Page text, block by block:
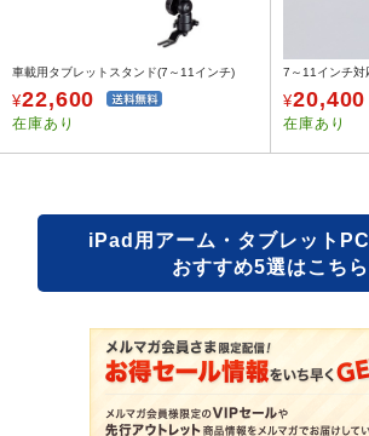
車載用タブレットスタンド(7～11インチ)
¥22,600
在庫あり
¥20,400
在庫あり
iPad用アーム・タブレット
おすすめ5選はこちら